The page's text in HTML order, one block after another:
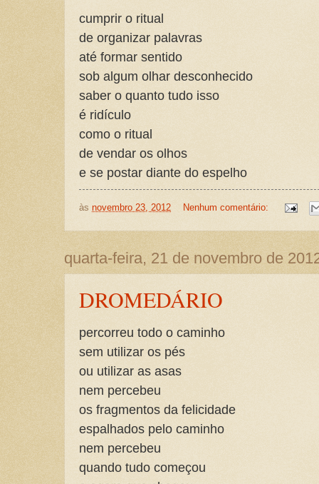
cumprir o ritual
de organizar palavras
até formar sentido
sob algum olhar desconhecido
saber o quanto tudo isso
é ridículo
como o ritual
de vendar os olhos
e se postar diante do espelho
às novembro 23, 2012 Nenhum comentário:
quarta-feira, 21 de novembro de
DROMEDÁRIO
percorreu todo o caminho
sem utilizar os pés
ou utilizar as asas
nem percebeu
os fragmentos da felicidade
espalhados pelo caminho
nem percebeu
quando tudo começou